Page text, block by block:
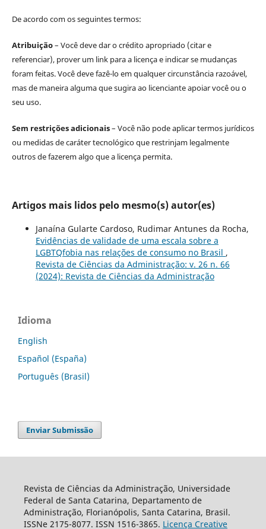
De acordo com os seguintes termos:
Atribuição– Você deve dar o crédito apropriado (citar e
referenciar), prover um link para a licença e indicar se mudanças
foram feitas. Você deve fazê-lo em qualquer circunstância razoável,
mas de maneira alguma que sugira ao licenciante apoiar você ou o
seu uso.
Sem restrições adicionais– Você não pode aplicar termos jurídicos
ou medidas de caráter tecnológico que restrinjam legalmente
outros de fazerem algo que a licença permita.
Artigos mais lidos pelo mesmo(s) autor(es)
Janaína Gularte Cardoso, Rudimar Antunes da Rocha,
Evidências de validade de uma escala sobre a
LGBTQfobia nas relações de consumo no Brasil ,
Revista de Ciências da Administração: v. 26 n. 66
(2024): Revista de Ciências da Administração
Idioma
English
Español (España)
Português (Brasil)
Enviar Submissão
Revista de Ciências da Administração, Universidade
Federal de Santa Catarina, Departamento de
Administração, Florianópolis, Santa Catarina, Brasil.
ISSNe 2175-8077. ISSN 1516-3865. Licença Creative